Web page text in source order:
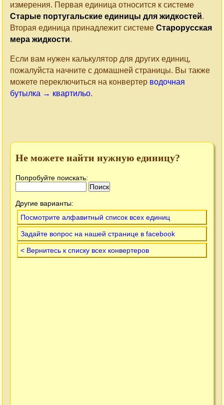
измерения. Первая единица относится к системе
Старые португальские единицы для жидкостей.
Вторая единица принадлежит системе Старорусская
мера жидкости.
Если вам нужен калькулятор для других единиц,
пожалуйста начните с домашней страницы. Вы также
можете переключиться на конвертер водочная
бутылка → квартильо.
Не можете найти нужную единицу?
Попробуйте поискать:
Другие варианты:
Посмотрите алфавитный список всех единиц
Задайте вопрос на нашей странице в facebook
< Вернитесь к списку всех конвертеров